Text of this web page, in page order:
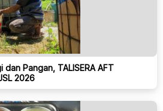
Pangan, TALISERA AFT
2026